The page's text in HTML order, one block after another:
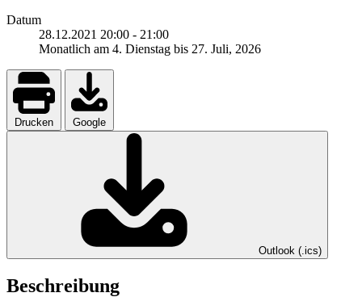
Datum
28.12.2021 20:00 - 21:00
Monatlich am 4. Dienstag bis 27. Juli, 2026
Drucken Google
Outlook (.ics)
Beschreibung